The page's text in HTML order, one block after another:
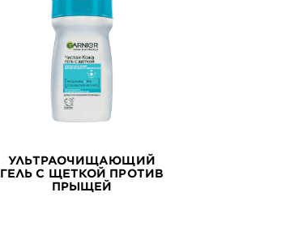
УЛЬТРАОЧИЩАЮЩИЙ
ГЕЛЬ С ЩЕТКОЙ ПРОТИВ
ПРЫЩЕЙ